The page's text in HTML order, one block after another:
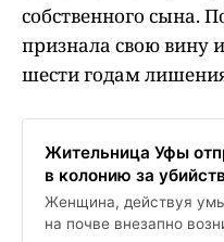
собственного сына.
признала свою вину
шести годам
Жительница Уфы
в колонию за
Женщина, действуя
на почве внезапно